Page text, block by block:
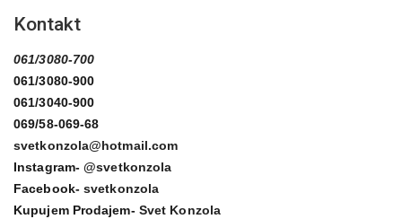
Kontakt
061/3080-700
061/3080-900
061/3040-900
069/58-069-68
svetkonzola@hotmail.com
Instagram-@svetkonzola
Facebook- svetkonzola
Kupujem Prodajem- Svet Konzola